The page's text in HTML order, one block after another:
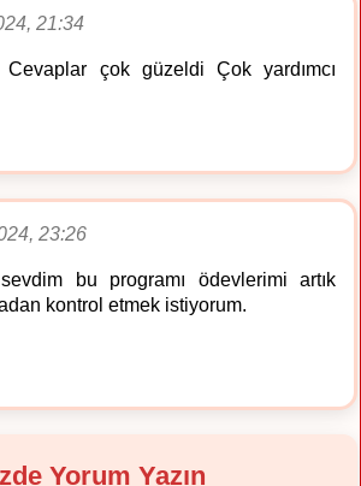
21:34
çok güzeldi Çok yardımcı
23:26
bu programı ödevlerimi artık
kontrol etmek istiyorum.
Yorum Yazın